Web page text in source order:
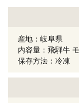
産地：岐阜県
内容量：飛騨牛
保存方法：冷凍